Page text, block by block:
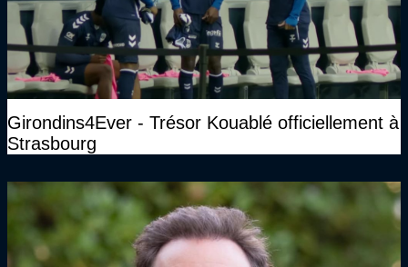
Girondins4Ever - Trésor Kouablé officiellement à
Strasbourg